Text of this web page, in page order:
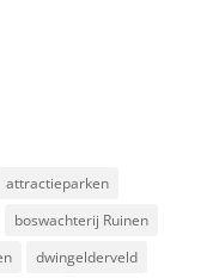
attractieparken
boswachterij Ruinen
dwingelderveld